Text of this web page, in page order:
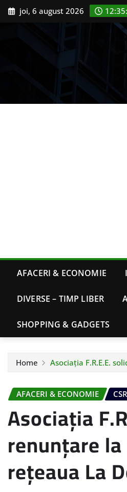
Skip joi, 6 august 2026
AFACERI & ECONOMIE
DIVERSE – TIMP LIBER
SHOPPING & GADGETS
Home Asociația F.R.E.E.
AFACERI & ECONOMIE
Asociația
renunțare
rețeaua La